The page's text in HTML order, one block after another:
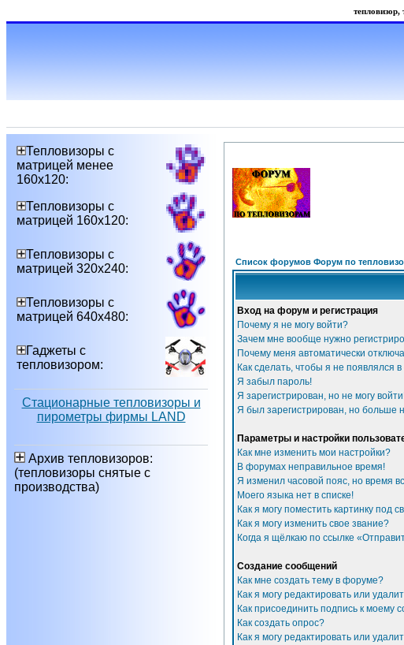
Тепловизоры с
матрицей менее
160х120:
Тепловизоры с
матрицей 160х120:
Тепловизоры с
матрицей 320х240:
Тепловизоры с
матрицей 640х480:
Гаджеты с
тепловизором:
Стационарные тепловизоры и
пирометры фирмы LAND
Архив тепловизоров:
(тепловизоры снятые с
производства)
Список форумов Форум по
Вход на форум и регистрация
Почему я не могу войти?
Зачем мне вообще нужно
Почему меня автоматически
Как сделать, чтобы я не появлялся
Я забыл пароль!
Я зарегистрирован, но не могу
Я был зарегистрирован, но больше
Параметры и настройки
Как мне изменить мои настройки?
В форумах неправильное время!
Я изменил часовой пояс, но время
Моего языка нет в списке!
Как я могу поместить картинку под
Как я могу изменить свое звание?
Когда я щёлкаю по ссылке
Создание сообщений
Как мне создать тему в форуме?
Как я могу редактировать или
Как присоединить подпись к моему
Как создать опрос?
Как я могу редактировать или